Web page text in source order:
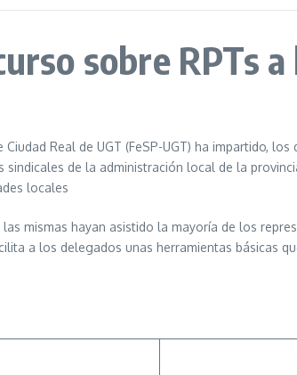
sobre RPTs
Real de UGT (FeSP-UGT) ha impartido,
de la administración local de la
locales
mismas hayan asistido la mayoría de los
a los delegados unas herramientas básicas